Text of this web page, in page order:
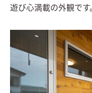
遊び心満載の外観です